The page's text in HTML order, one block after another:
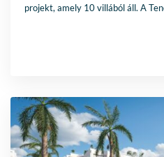
projekt, amely 10 villából áll. A